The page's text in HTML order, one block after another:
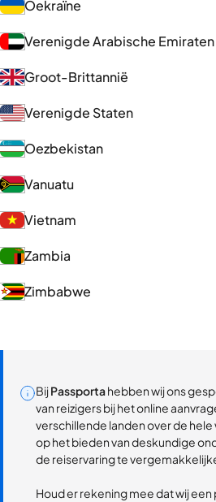
Oekraïne
Verenigde Arabische Emiraten
Groot-Brittannië
Verenigde Staten
Oezbekistan
Vanuatu
Vietnam
Zambia
Zimbabwe
BijPassportahebben wij ons
van reizigers bij het online
verschillende landen over de
op het bieden van deskundige
de reiservaring te
Houd er rekening mee dat wij